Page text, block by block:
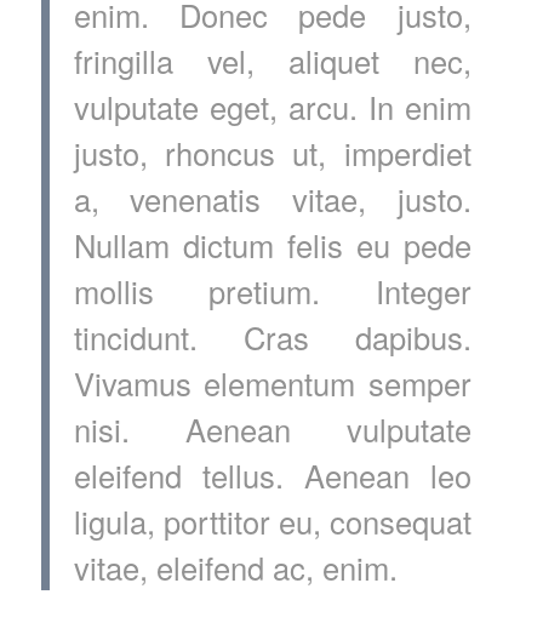
enim. Donec pede justo,
fringilla vel, aliquet nec,
vulputate eget, arcu. In enim
justo, rhoncus ut, imperdiet
a, venenatis vitae, justo.
Nullam dictum felis eu pede
mollis pretium. Integer
tincidunt. Cras dapibus.
Vivamus elementum semper
nisi. Aenean vulputate
eleifend tellus. Aenean leo
ligula, porttitor eu, consequat
vitae, eleifend ac, enim.